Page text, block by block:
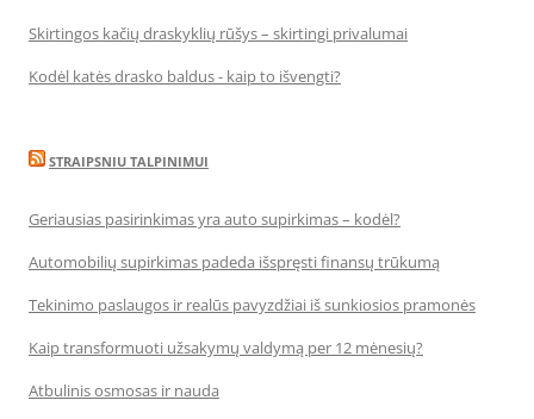
Skirtingos kačių draskyklių rūšys – skirtingi privalumai
Kodėl katės drasko baldus - kaip to išvengti?
STRAIPSNIU TALPINIMUI
Geriausias pasirinkimas yra auto supirkimas – kodėl?
Automobilių supirkimas padeda išspręsti finansų trūkumą
Tekinimo paslaugos ir realūs pavyzdžiai iš sunkiosios pramonės
Kaip transformuoti užsakymų valdymą per 12 mėnesių?
Atbulinis osmosas ir nauda